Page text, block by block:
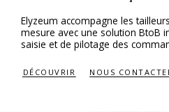
Elyzeum accompagne les
mesure avec une solution BtoB
saisie et de pilotage des
DÉCOUVRIR NOUS